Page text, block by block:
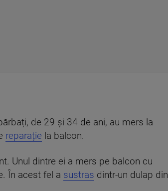
de 29 și 34 de ani, au mers la
reparație la balcon.
Unul dintre ei a mers pe balcon cu
În acest fel a sustras dintr-un dulap din